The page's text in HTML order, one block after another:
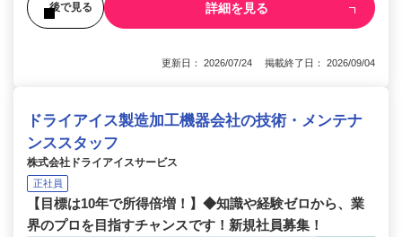
後で見る 詳細を見る
更新日： 2026/07/24 掲載終了日： 2026/09/04
ドライアイス製造加工機器会社の技術・メンテナ
ンススタッフ
株式会社ドライアイスサービス
正社員
【目標は10年で所得倍増！】◆知識や経験ゼロから、業
界のプロを目指すチャンスです！新規社員募集！